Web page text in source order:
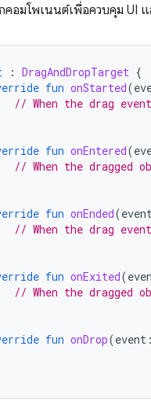
คอมโพเนนต์เพื่อควบคุม UI
: DragAndDropTarget {
fun onStarted(
// When the drag
fun onEntered(
// When the dragged
fun onEnded(
// When the drag
fun onExited(
// When the dragged
fun onDrop(event :